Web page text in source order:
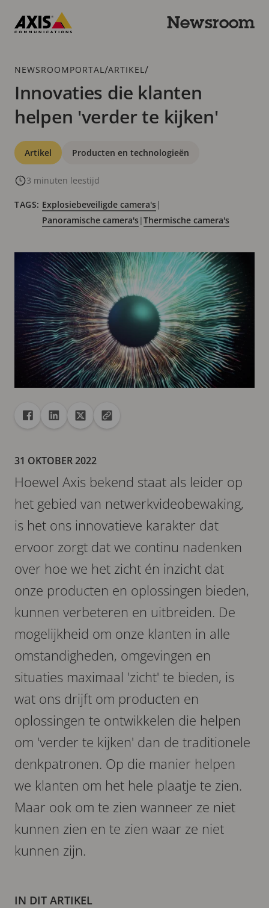
naar
Newsroom
Kruimelspoor
NEWSROOMPORTAL /ARTIKEL /
Innovaties die klanten
helpen 'verder te kijken'
Categorieën
Artikel Producten en technologieën
3 minuten leestijd
TAGS: Explosiebeveiligde camera's|
Panoramische camera's|Thermische camera's
DelenDeel met Facebook
Deel met Linkedin
Deel met XURL naar klembord kopiëren
31 OKTOBER 2022
Hoewel Axis bekend staat als leider op
het gebied van netwerkvideobewaking,
is het ons innovatieve karakter dat
ervoor zorgt dat we continu nadenken
over hoe we het zicht én inzicht dat
onze producten en oplossingen bieden,
kunnen verbeteren en uitbreiden. De
mogelijkheid om onze klanten in alle
omstandigheden, omgevingen en
situaties maximaal 'zicht' te bieden, is
wat ons drijft om producten en
oplossingen te ontwikkelen die helpen
om 'verder te kijken' dan de traditionele
denkpatronen. Op die manier helpen
we klanten om het hele plaatje te zien.
Maar ook om te zien wanneer ze niet
kunnen zien en te zien waar ze niet
kunnen zijn.
IN DIT ARTIKEL